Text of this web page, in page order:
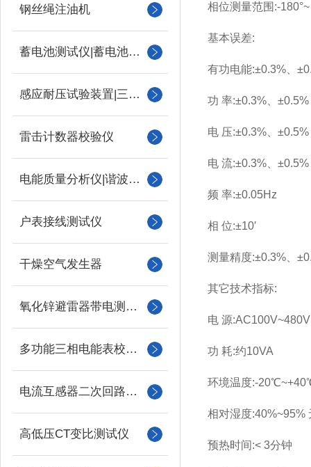
钢丝绳注油机
蓄电池测试仪|蓄电池充放电测试仪
感应耐压试验装置|三倍频
雷击计数器校验仪
电能质量分析仪|谐波测试
户表接线测试仪
干燥空气发生器
氧化锌避雷器带电测试仪（氧化锌避雷器测试仪）
多功能三相电能表校验仪
电流互感器二次回路负载测试仪
高低压CT变比测试仪
相位测量范围:-180°~
基本误差:
有功电能:±0.3%、
功 率:±0.3%、±0.5%
电 压:±0.3%、±0.5%
电 流:±0.3%、±0.5%
频 率:±0.05Hz
相 位:±10′
测量精度:±0.3%、
其它技术指标:
电 源
功 耗:约10VA
环境温度:-
相对湿度:40%~95%
预热时间:< 3分钟